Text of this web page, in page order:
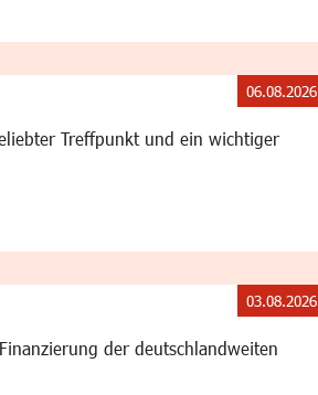
Treffpunkt und ein wichtiger
06.08.2026
der deutschlandweiten
03.08.2026